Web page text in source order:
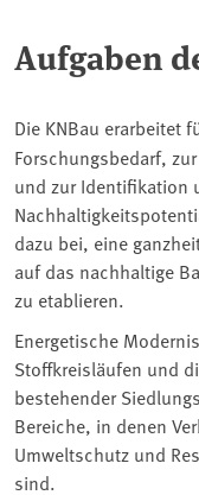
Aufgaben
Die KNBau erarbeitet
Forschungsbedarf,
und zur Identifikation
dazu bei, eine
auf das nachhaltige
zu etablieren.
Energetische
Stoffkreisläufen und
bestehender
Bereiche, in denen
Umweltschutz und
sind.